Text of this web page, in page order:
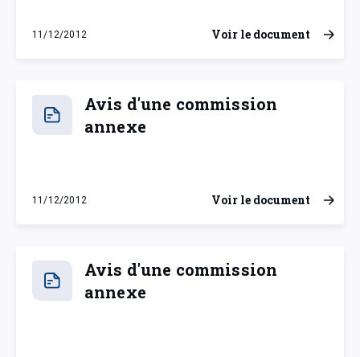
11/12/2012
mardi 11 décembre 2012
Voir le document
Avis d'une commission
annexe
11/12/2012
mardi 11 décembre 2012
Voir le document
Avis d'une commission
annexe